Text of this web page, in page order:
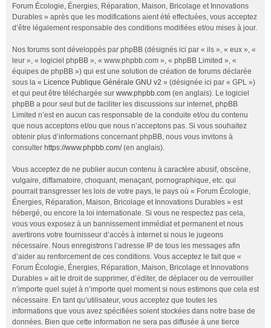
Forum Écologie, Énergies, Réparation, Maison, Bricolage et Innovations
Durables » après que les modifications aient été effectuées, vous acceptez
d’être légalement responsable des conditions modifiées et/ou mises à jour.
Nos forums sont développés par phpBB (désignés ici par « ils », « eux », «
leur », « logiciel phpBB », « www.phpbb.com », « phpBB Limited », «
équipes de phpBB ») qui est une solution de création de forums déclarée
sous la « Licence Publique Générale GNU v2 » (désignée ici par « GPL »)
et qui peut être téléchargée sur www.phpbb.com (en anglais). Le logiciel
phpBB a pour seul but de faciliter les discussions sur internet, phpBB
Limited n’est en aucun cas responsable de la conduite et/ou du contenu
que nous acceptons et/ou que nous n’acceptons pas. Si vous souhaitez
obtenir plus d’informations concernant phpBB, nous vous invitons à
consulter https://www.phpbb.com/(en anglais).
Vous acceptez de ne publier aucun contenu à caractère abusif, obscène,
vulgaire, diffamatoire, choquant, menaçant, pornographique, etc. qui
pourrait transgresser les lois de votre pays, le pays où « Forum Écologie,
Énergies, Réparation, Maison, Bricolage et Innovations Durables » est
hébergé, ou encore la loi internationale. Si vous ne respectez pas cela,
vous vous exposez à un bannissement immédiat et permanent et nous
avertirons votre fournisseur d’accès à internet si nous le jugeons
nécessaire. Nous enregistrons l’adresse IP de tous les messages afin
d’aider au renforcement de ces conditions. Vous acceptez le fait que «
Forum Écologie, Énergies, Réparation, Maison, Bricolage et Innovations
Durables » ait le droit de supprimer, d’éditer, de déplacer ou de verrouiller
n’importe quel sujet à n’importe quel moment si nous estimons que cela est
nécessaire. En tant qu’utilisateur, vous acceptez que toutes les
informations que vous avez spécifiées soient stockées dans notre base de
données. Bien que cette information ne sera pas diffusée à une tierce